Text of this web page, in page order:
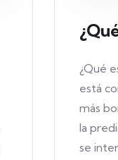
¿Qué
está
más
la
se